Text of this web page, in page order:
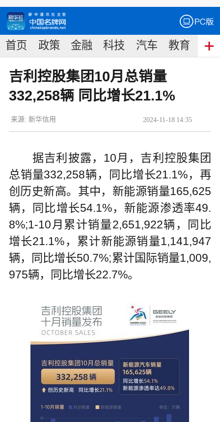
首页 政策 金融 科技 汽车 教育 食
吉利控股集团10月总销量
332,258辆 同比增长21.1%
2024-11-18 14:35
来源: 新华信用
据吉利披露，10月，吉利控股集团
总销量332,258辆，同比增长21.1%，再
创历史新高。其中，新能源销量165,625
辆，同比增长54.1%，新能源渗透率49.
8%;1-10月累计销量2,651,922辆，同比
增长21.1%，累计新能源销量1,141,947
辆，同比增长50.7%;累计国际销量1,009,
975辆，同比增长22.7%。